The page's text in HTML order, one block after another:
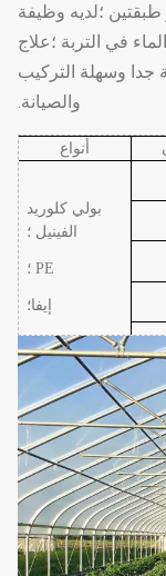
طبقتين ؛لديه وظيفة
في التربة ؛علاج
جدا وسهلة التركيب
والصيانة.
أنواع
بولي كلوريد
الفينيل ؛
PE ؛
إيفا؛
ص